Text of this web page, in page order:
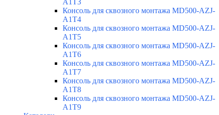
A1T3
Консоль для сквозного монтажа MD500-AZJ-
A1T4
Консоль для сквозного монтажа MD500-AZJ-
A1T5
Консоль для сквозного монтажа MD500-AZJ-
A1T6
Консоль для сквозного монтажа MD500-AZJ-
A1T7
Консоль для сквозного монтажа MD500-AZJ-
A1T8
Консоль для сквозного монтажа MD500-AZJ-
A1T9